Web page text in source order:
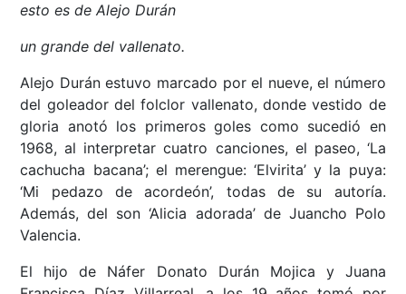
esto es de Alejo Durán
un grande del vallenato.
Alejo Durán estuvo marcado por el nueve, el número
del goleador del folclor vallenato, donde vestido de
gloria anotó los primeros goles como sucedió en
1968, al interpretar cuatro canciones, el paseo, ‘La
cachucha bacana’; el merengue: ‘Elvirita’ y la puya:
‘Mi pedazo de acordeón’, todas de su autoría.
Además, del son ‘Alicia adorada’ de Juancho Polo
Valencia.
El hijo de Náfer Donato Durán Mojica y Juana